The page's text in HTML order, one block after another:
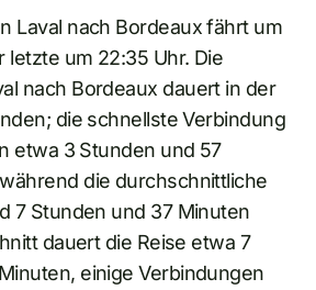
Laval nach Bordeaux fährt um
letzte um 22:35 Uhr. Die
nach Bordeaux dauert in der
die schnellste Verbindung
etwa 3 Stunden und 57
die durchschnittliche
7 Stunden und 37 Minuten
dauert die Reise etwa 7
einige Verbindungen